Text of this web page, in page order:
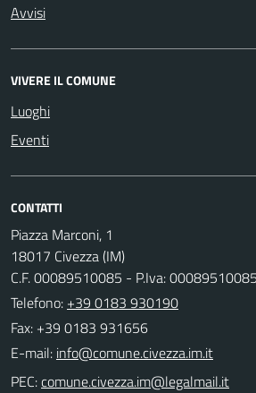
Avvisi
VIVERE IL COMUNE
Luoghi
Eventi
CONTATTI
Piazza Marconi, 1
18017 Civezza (IM)
C.F. 00089510085 - P.Iva: 00089510085
Telefono: +39 0183 930190
Fax: +39 0183 931656
E-mail:
PEC: